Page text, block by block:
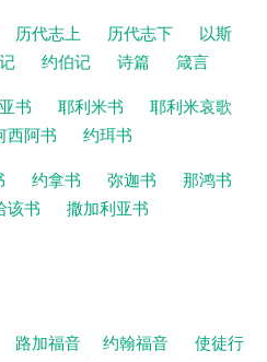
历代志上 历代志下
以斯
约伯记 诗篇
箴言
书 耶利米书
耶利米哀歌
西阿书
约珥书
约拿书 弥迦书
那鸿书
该书
撒加利亚书
路加福音 约翰福音
使徒行